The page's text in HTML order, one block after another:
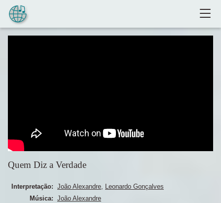
Pular para o conteúdo
Quem Diz a Verdade
Interpretação: João Alexandre, Leonardo Gonçalves
Música: João Alexandre